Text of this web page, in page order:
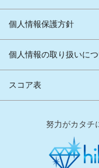
個人情報保護方針
個人情報の取り扱いに
スコア表
努力がカタチ